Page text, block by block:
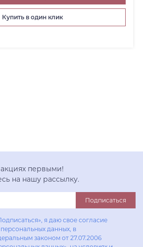
Купить в один клик
первыми!
на нашу рассылку.
Подписаться
я даю свое согласие
данных, в
законом от 27.07.2006